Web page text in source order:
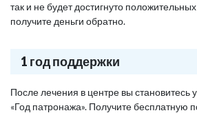
так и не будет достигнуто
получите деньги обратно.
1 год поддержки
После лечения в центре вы становитесь
«Год патронажа». Получите бесплатную